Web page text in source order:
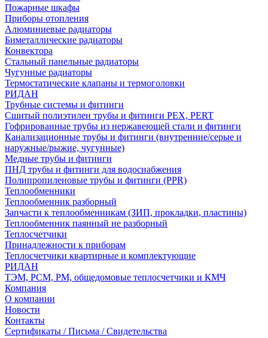
Пожарные шкафы
Приборы отопления
Алюминиевые радиаторы
Биметаллические радиаторы
Конвектора
Стальный панельные радиаторы
Чугунные радиаторы
Термостатические клапаны и термоголовки
РИДАН
Трубные системы и фитинги
Сшитый полиэтилен трубы и фитинги PEX, PERT
Гофрированные трубы из нержавеющей стали и фитинги
Канализационные трубы и фитинги (внутренние/серые и
наружные/рыжие, чугунные)
Медные трубы и фитинги
ПНД трубы и фитинги для водоснабжения
Полипропиленовые трубы и фитинги (PPR)
Теплообменники
Теплообменник разборный
Запчасти к теплообменникам (ЗИП, прокладки, пластины)
Теплообменник паянный не разборный
Теплосчетчики
Принадлежности к приборам
Теплосчетчики квартирные и комплектующие
РИДАН
ТЭМ, РСМ, РМ, общедомовые теплосчетчики и КМЧ
Компания
О компании
Новости
Контакты
Сертификаты / Письма / Свидетельства